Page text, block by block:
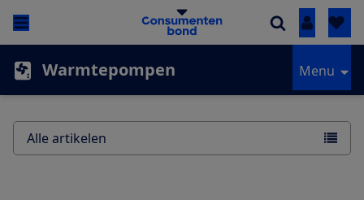
Inloggen
Warmtepompen Menu
Alle artikelen